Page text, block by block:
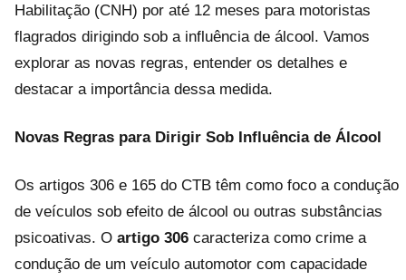
Habilitação (CNH) por até 12 meses para motoristas
flagrados dirigindo sob a influência de álcool. Vamos
explorar as novas regras, entender os detalhes e
destacar a importância dessa medida.
Novas Regras para Dirigir Sob Influência de Álcool
Os artigos 306 e 165 do CTB têm como foco a condução
de veículos sob efeito de álcool ou outras substâncias
psicoativas. O artigo 306 caracteriza como crime a
condução de um veículo automotor com capacidade